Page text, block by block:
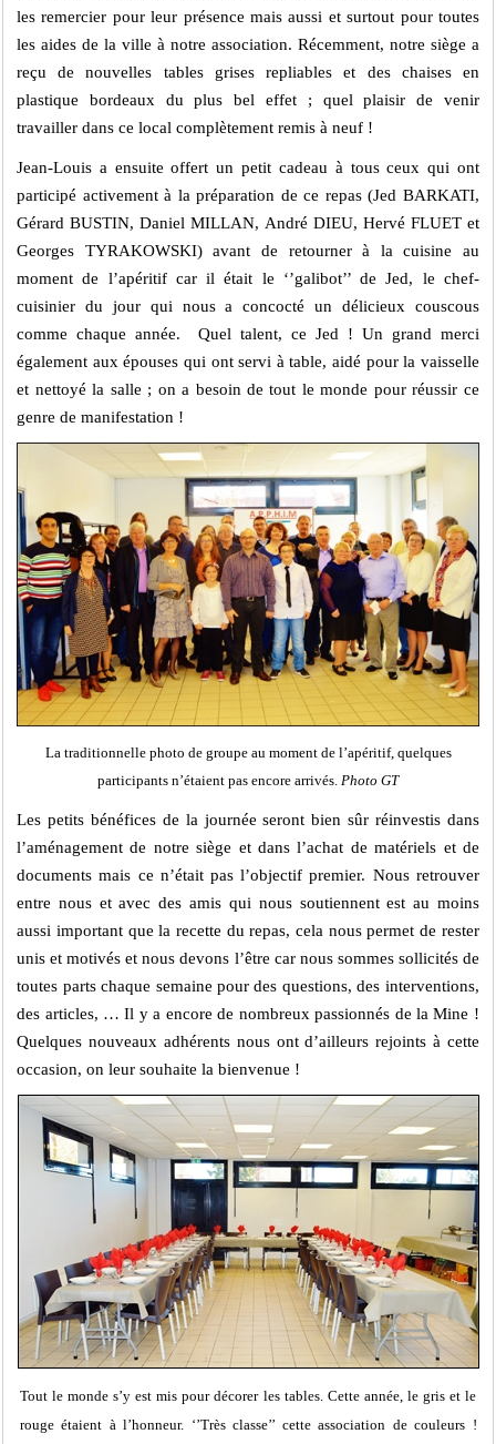
les remercier pour leur présence mais aussi et surtout pour toutes
les aides de la ville à notre association. Récemment, notre siège a
reçu de nouvelles tables grises repliables et des chaises en
plastique bordeaux du plus bel effet ; quel plaisir de venir
travailler dans ce local complètement remis à neuf !
Jean-Louis a ensuite offert un petit cadeau à tous ceux qui ont
participé activement à la préparation de ce repas (Jed BARKATI,
Gérard BUSTIN, Daniel MILLAN, André DIEU, Hervé FLUET et
Georges TYRAKOWSKI) avant de retourner à la cuisine au
moment de l’apéritif car il était le ‘’galibot’’ de Jed, le chef-
cuisinier du jour qui nous a concocté un délicieux couscous
comme chaque année. Quel talent, ce Jed ! Un grand merci
également aux épouses qui ont servi à table, aidé pour la vaisselle
et nettoyé la salle ; on a besoin de tout le monde pour réussir ce
genre de manifestation !
La traditionnelle photo de groupe au moment de l’apéritif, quelques
participants n’étaient pas encore arrivés. Photo GT
Les petits bénéfices de la journée seront bien sûr réinvestis dans
l’aménagement de notre siège et dans l’achat de matériels et de
documents mais ce n’était pas l’objectif premier. Nous retrouver
entre nous et avec des amis qui nous soutiennent est au moins
aussi important que la recette du repas, cela nous permet de rester
unis et motivés et nous devons l’être car nous sommes sollicités de
toutes parts chaque semaine pour des questions, des interventions,
des articles, … Il y a encore de nombreux passionnés de la Mine !
Quelques nouveaux adhérents nous ont d’ailleurs rejoints à cette
occasion, on leur souhaite la bienvenue !
Tout le monde s’y est mis pour décorer les tables. Cette année, le gris et le
rouge étaient à l’honneur. ‘’Très classe’’ cette association de couleurs !